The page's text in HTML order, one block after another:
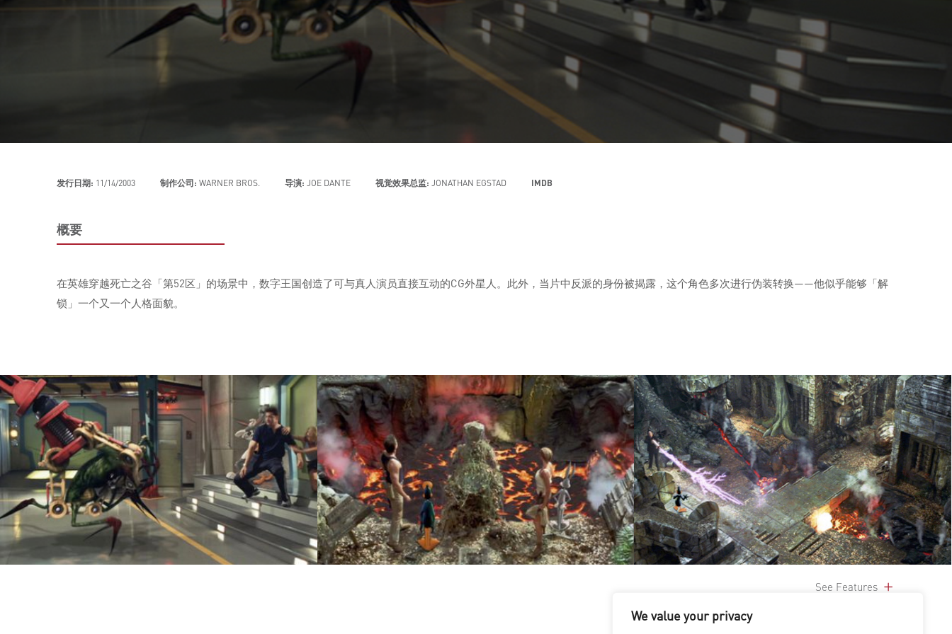
We value your privacy
发行日期: 11/14/2003 制作公司: WARNER BROS. 导演: JOE DANTE 视觉效果总监: JONATHAN EGSTAD IMDB
概要
在英雄穿越死亡之谷「第52区」的场景中，数字王国创造了可与真人演员直接互动的CG外星人。此外，当片中反派的身份被揭露，这个角色多次进行伪装转换——他似乎能够「解
锁」一个又一个人格面貌。
See Features